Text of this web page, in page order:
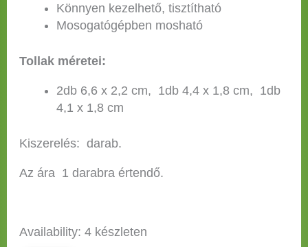
Könnyen kezelhető, tisztítható
Mosogatógépben mosható
Tollak méretei:
2db 6,6 x 2,2 cm, 1db 4,4 x 1,8 cm, 1db
4,1 x 1,8 cm
Kiszerelés: darab.
Az ára 1 darabra értendő.
Availability: 4 készleten